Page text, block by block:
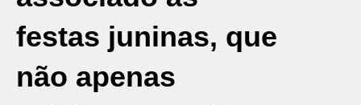
festas juninas, que
não apenas